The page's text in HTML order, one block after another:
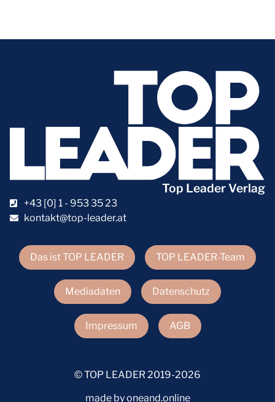
Das ist TOP LEADER TOP LEADER-Team
Mediadaten Datenschutz
Impressum AGB
Top Leader Verlag
+43 [0] 1 - 953 35 23
kontakt@top-leader.at
© TOP LEADER 2019-2026
made by oneand.online